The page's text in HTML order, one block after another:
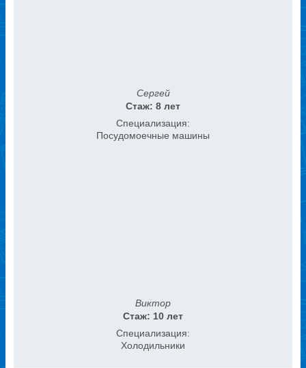
Сергей
Стаж: 8 лет
Специализация:
Посудомоечные машины
Виктор
Стаж: 10 лет
Специализация:
Холодильники